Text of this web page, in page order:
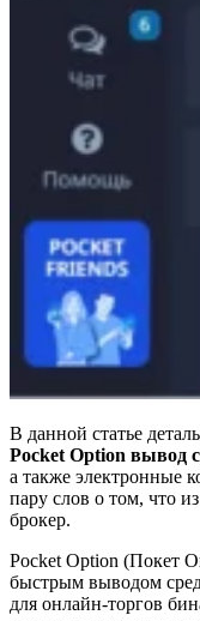
В данной статье
Pocket Option вывод
а также электронные
пару слов о том, что
брокер.
Pocket Option (Покет
быстрым выводом
для онлайн-торгов